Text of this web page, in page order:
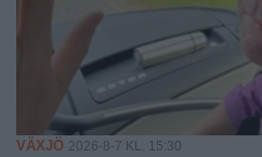
VÄXJÖ 2026-8-7 KL. 15:30